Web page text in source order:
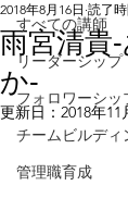
すべての講師
リーダーシップ
フォロワーシッ
チームビルディ
管理職育成
雨宮清貴
か‐
2018年8月16日 読了
更新日： 2018年11